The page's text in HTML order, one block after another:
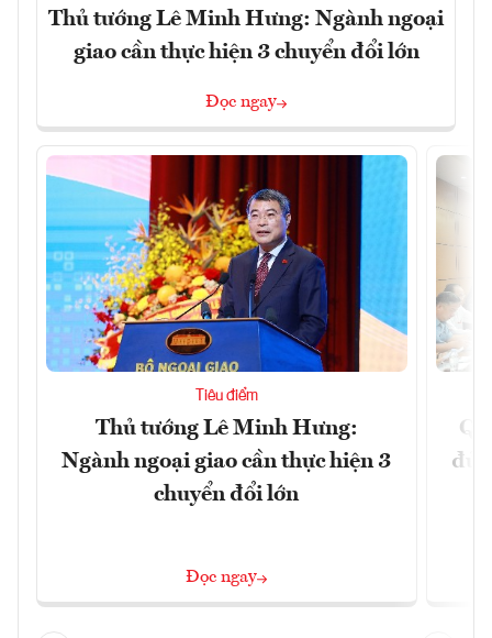
Thủ tướng Lê Minh Hưng: Ngành ngoại
giao cần thực hiện 3 chuyển đổi lớn
Đọc ngay
Tiêu điểm
Thủ tướng Lê Minh Hưng:
Ngành ngoại giao cần thực hiện 3
chuyển đổi lớn
Đọc ngay
đủ